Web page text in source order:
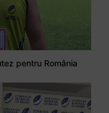
pentru România